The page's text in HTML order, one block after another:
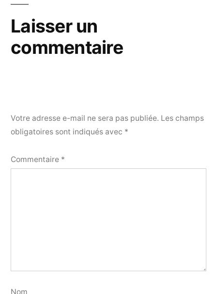
Laisser un
commentaire
Votre adresse e-mail ne sera pas publiée. Les champs
obligatoires sont indiqués avec *
Commentaire *
Nom